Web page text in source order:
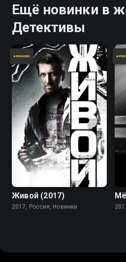
Ещё новинки в
Детективы
Живой (2017)
2017, Россия, Новинки